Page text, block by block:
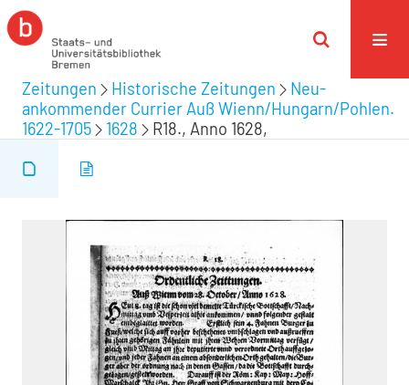
Zeitungen Historische Zeitungen
Neu-
ankommender Currier Auß Wienn/Hungarn/Pohlen.
1622-1705
1628 R18., Anno 1628,